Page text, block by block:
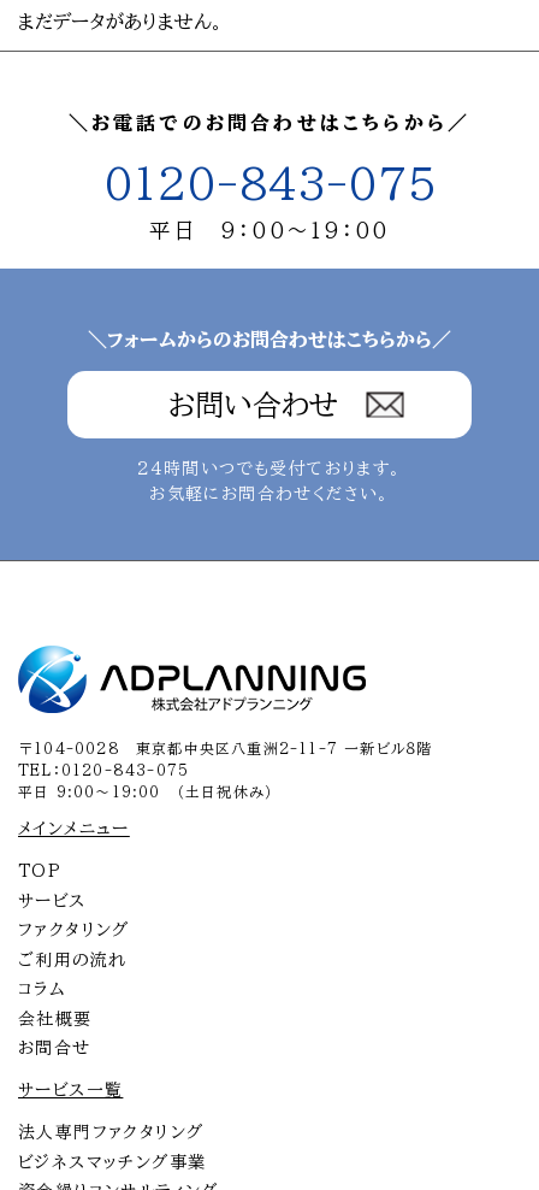
まだデータがありません。
＼お電話でのお問合わせはこちらから／
0120-843-075
平日 9：00～19：00
＼フォームからのお問合わせはこちらから／
お問い合わせ
24時間いつでも受付ております。
お気軽にお問合わせください。
〒104-0028 東京都中央区八重洲2-11-7 一新ビル８階
TEL：0120-843-075
平日 9:00～19:00 （土日祝休み）
メインメニュー
TOP
サービス
ファクタリング
ご利用の流れ
コラム
会社概要
お問合せ
サービス一覧
法人専門ファクタリング
ビジネスマッチング事業